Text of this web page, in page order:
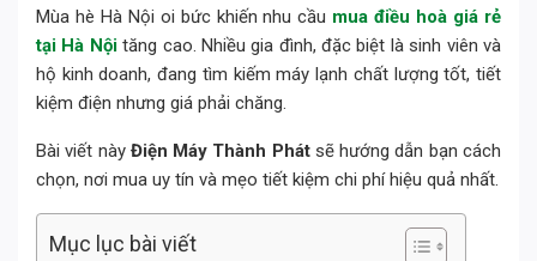
Mùa hè Hà Nội oi bức khiến nhu cầu mua điều hoà giá rẻ
tại Hà Nộităng cao. Nhiều gia đình, đặc biệt là sinh viên và
hộ kinh doanh, đang tìm kiếm máy lạnh chất lượng tốt, tiết
kiệm điện nhưng giá phải chăng.
Bài viết này Điện Máy Thành Phátsẽ hướng dẫn bạn cách
chọn, nơi mua uy tín và mẹo tiết kiệm chi phí hiệu quả nhất.
Mục lục bài viết